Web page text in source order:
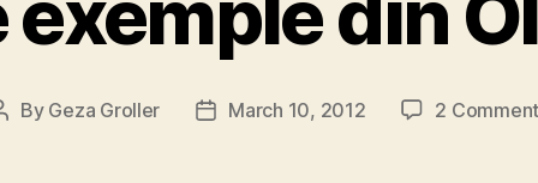
By Geza Groller
PostMarch 10, 2012 2